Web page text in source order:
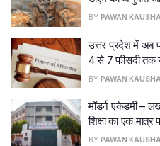
BY PAWAN
उत्तर प्रदेश में अब
4 से 7 फीसदी तक
BY PAWAN
मॉडर्न एकेडमी –
शिक्षा का एक मात्र
BY PAWAN